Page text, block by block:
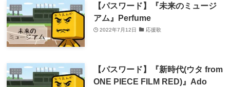
【パスワード】『未来のミュージ
アム』Perfume
2022年7月12日 応援歌
【パスワード】『新時代(ウタ from
ONE PIECE FILM RED)』Ado